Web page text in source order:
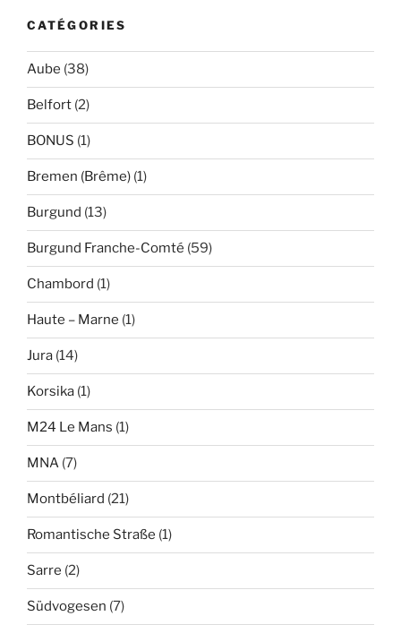
CATÉGORIES
Aube (38)
Belfort (2)
BONUS (1)
Bremen (Brême) (1)
Burgund (13)
Burgund Franche-Comté (59)
Chambord (1)
Haute – Marne (1)
Jura (14)
Korsika (1)
M24 Le Mans (1)
MNA (7)
Montbéliard (21)
Romantische Straße (1)
Sarre (2)
Südvogesen (7)